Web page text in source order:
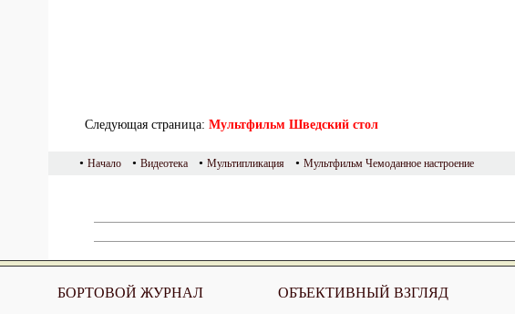
Следующая страница: Мультфильм Шведский стол
• Начало • Видеотека • Мультипликация • Мультфильм Чемоданное настроение
БОРТОВОЙ ЖУРНАЛ ОБЪЕКТИВНЫЙ ВЗГЛЯД